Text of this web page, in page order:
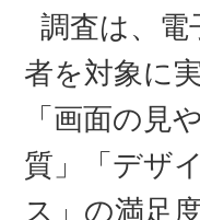
調査は、電
者を対象に
「画面の見
質」「デザ
ス」の満足